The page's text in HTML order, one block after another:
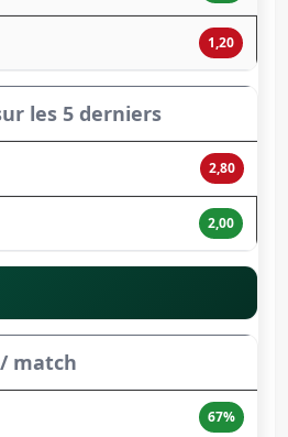
1,20
les 5 derniers
2,80
2,00
match
67%